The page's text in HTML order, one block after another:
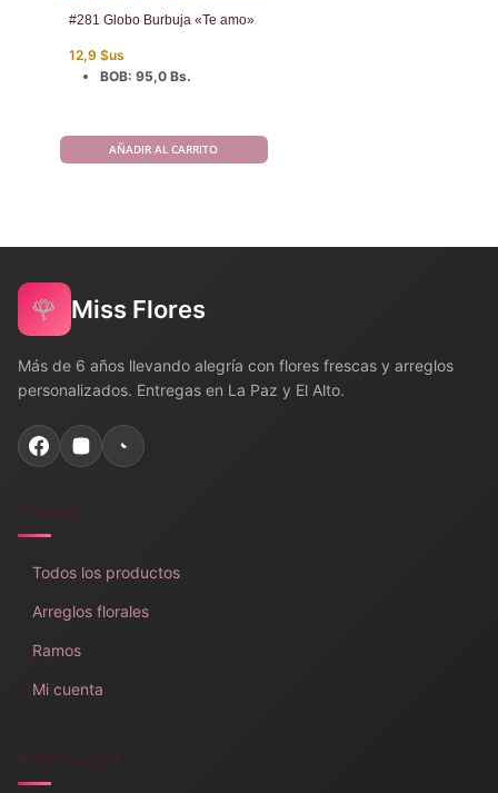
#281 Globo Burbuja «Te amo»
12,9 $us
BOB: 95,0 Bs.
AÑADIR AL CARRITO
🌹 Miss Flores
Más de 6 años llevando alegría con flores frescas y arreglos
personalizados. Entregas en La Paz y El Alto.
Todos los productos
Arreglos florales
Ramos
Mi cuenta
Información